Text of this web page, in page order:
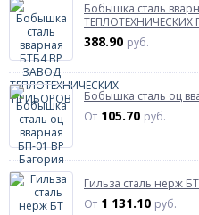
Бобышка сталь
ТЕПЛОТЕХНИЧЕСКИХ
388.90 руб.
Бобышка сталь оц
От 105.70 руб.
Гильза сталь нерж
От 1 131.10 руб.